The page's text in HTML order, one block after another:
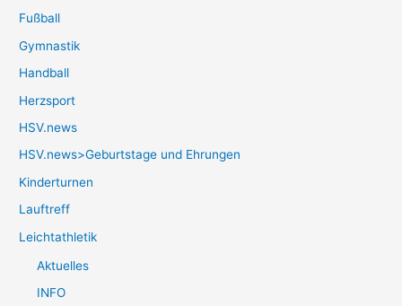
Fußball
Gymnastik
Handball
Herzsport
HSV.news
HSV.news>Geburtstage und Ehrungen
Kinderturnen
Lauftreff
Leichtathletik
Aktuelles
INFO